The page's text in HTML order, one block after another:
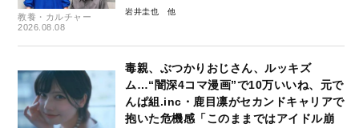
教養・カルチャー
2026.08.08
岩井圭也
毒親、ぶつかりおじさん、ルッキズ
ム…“闇深4コマ漫画”で10万いいね、元で
んぱ組.inc・鹿目凛がセカンドキャリアで
抱いた危機感「このままではアイドル崩